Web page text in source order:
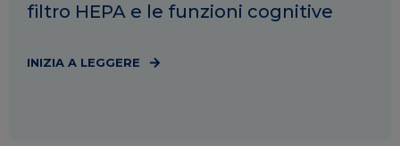
filtro HEPA e le funzioni cognitive
INIZIA A LEGGERE